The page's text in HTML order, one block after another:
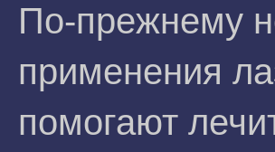
По-прежнему
применения
помогают